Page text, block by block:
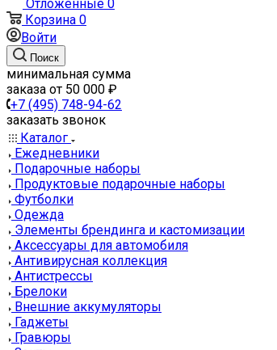
Отложенные 0
Корзина 0
Войти
Поиск
минимальная сумма
заказа от 50 000 ₽
+7 (495) 748-94-62
заказать звонок
Каталог
Ежедневники
Подарочные наборы
Продуктовые подарочные наборы
Футболки
Одежда
Элементы брендинга и кастомизации
Аксессуары для автомобиля
Антивирусная коллекция
Антистрессы
Брелоки
Внешние аккумуляторы
Гаджеты
Гравюры